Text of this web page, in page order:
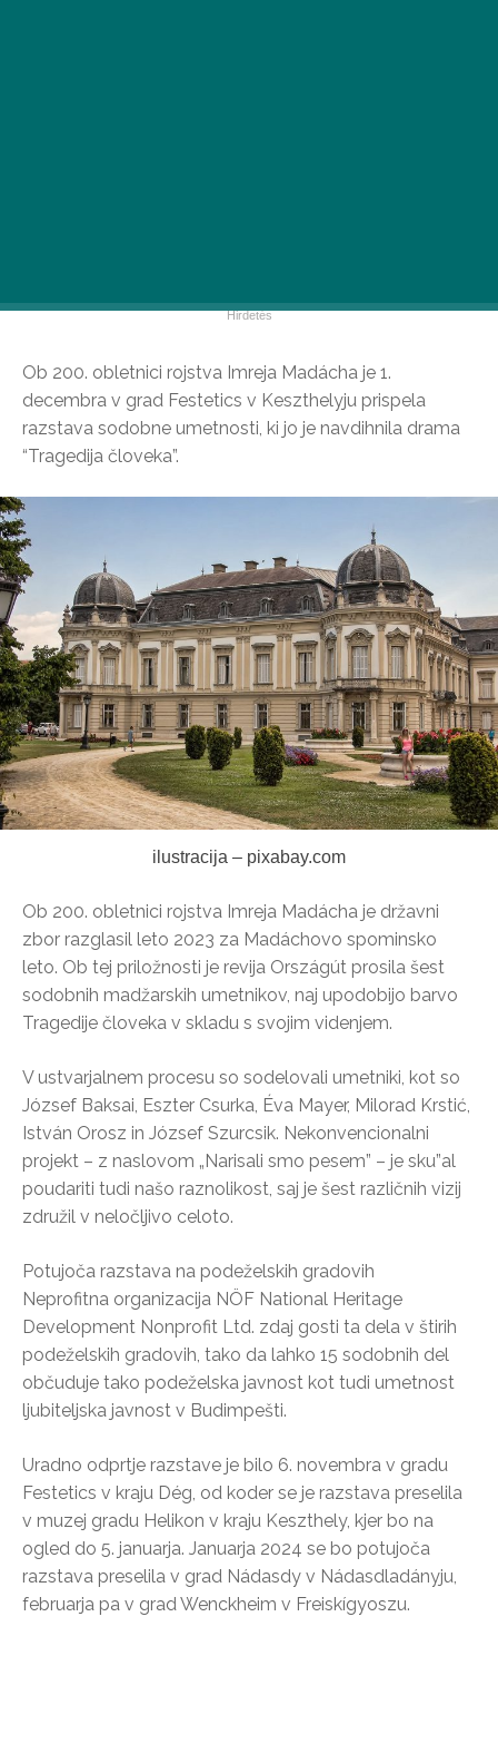
Ob 200. obletnici rojstva Imreja Madácha je 1.
decembra v grad Festetics v Keszthelyju prispela
razstava sodobne umetnosti, ki jo je navdihnila drama
“Tragedija človeka”.
ilustracija – pixabay.com
Ob 200. obletnici rojstva Imreja Madácha je državni
zbor razglasil leto 2023 za Madáchovo spominsko
leto. Ob tej priložnosti je revija Országút prosila šest
sodobnih madžarskih umetnikov, naj upodobijo barvo
Tragedije človeka v skladu s svojim videnjem.
V ustvarjalnem procesu so sodelovali umetniki, kot so
József Baksai, Eszter Csurka, Éva Mayer, Milorad Krstić,
István Orosz in József Szurcsik. Nekonvencionalni
projekt – z naslovom „Narisali smo pesem” – je sku”al
poudariti tudi našo raznolikost, saj je šest različnih vizij
združil v neločljivo celoto.
Potujoča razstava na podeželskih gradovih
Neprofitna organizacija NÖF National Heritage
Development Nonprofit Ltd. zdaj gosti ta dela v štirih
podeželskih gradovih, tako da lahko 15 sodobnih del
občuduje tako podeželska javnost kot tudi umetnost
ljubiteljska javnost v Budimpešti.
Uradno odprtje razstave je bilo 6. novembra v gradu
Festetics v kraju Dég, od koder se je razstava preselila
v muzej gradu Helikon v kraju Keszthely, kjer bo na
ogled do 5. januarja. Januarja 2024 se bo potujoča
razstava preselila v grad Nádasdy v Nádasdladányju,
februarja pa v grad Wenckheim v Freiskígyoszu.